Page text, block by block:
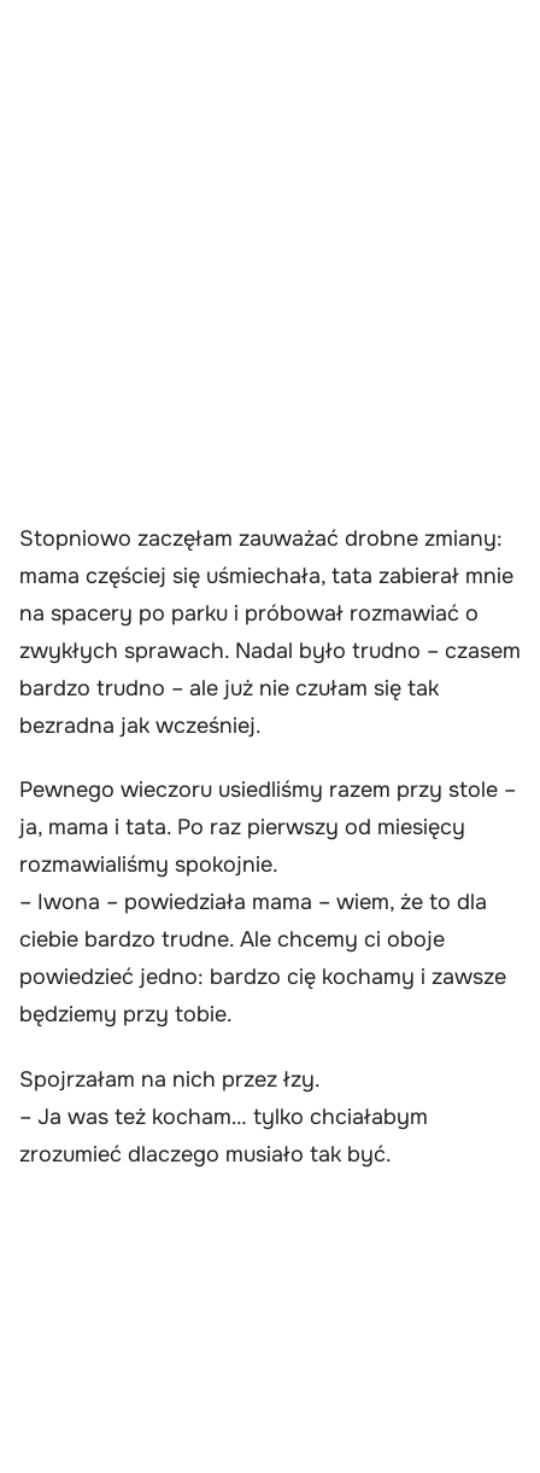
Stopniowo zaczęłam zauważać drobne zmiany:
mama częściej się uśmiechała, tata zabierał mnie
na spacery po parku i próbował rozmawiać o
zwykłych sprawach. Nadal było trudno – czasem
bardzo trudno – ale już nie czułam się tak
bezradna jak wcześniej.
Pewnego wieczoru usiedliśmy razem przy stole –
ja, mama i tata. Po raz pierwszy od miesięcy
rozmawialiśmy spokojnie.
– Iwona – powiedziała mama – wiem, że to dla
ciebie bardzo trudne. Ale chcemy ci oboje
powiedzieć jedno: bardzo cię kochamy i zawsze
będziemy przy tobie.
Spojrzałam na nich przez łzy.
– Ja was też kocham… tylko chciałabym
zrozumieć dlaczego musiało tak być.